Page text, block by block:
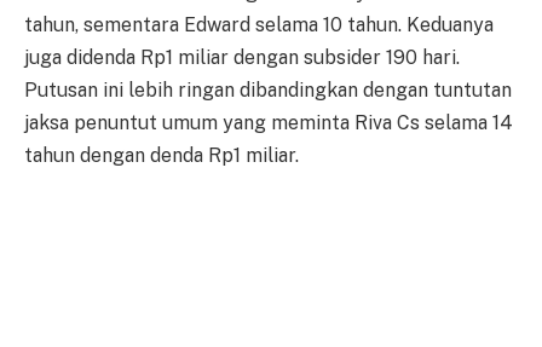
tahun, sementara Edward selama 10 tahun. Keduanya
juga didenda Rp1 miliar dengan subsider 190 hari.
Putusan ini lebih ringan dibandingkan dengan tuntutan
jaksa penuntut umum yang meminta Riva Cs selama 14
tahun dengan denda Rp1 miliar.